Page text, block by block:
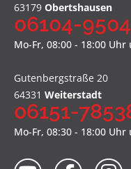
63179 Obertshausen
06104-
Mo-Fr, 08:00 - 18:00
Gutenbergstraße 20
64331 Weiterstadt
06151-
Mo-Fr, 08:30 - 18:00